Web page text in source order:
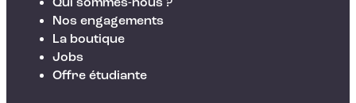
Qui sommes-nous ?
Nos engagements
La boutique
Jobs
Offre étudiante